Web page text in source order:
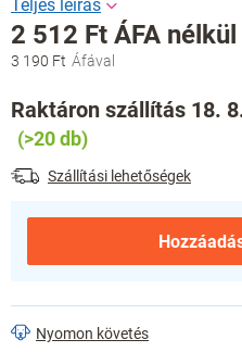
3 190 Ft
2 512 Ft ÁFA nélkül
Egységár:
Raktáron szállítás 18.
(>20 db)
Szállítási lehetőségek
Nyomon követés